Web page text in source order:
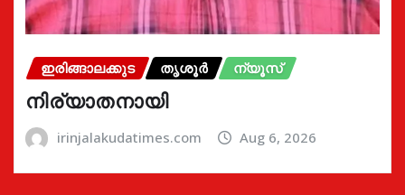
ഇരിങ്ങാലക്കുട തൃശൂർ ന്യൂസ്
നിര്യാതനായി
irinjalakudatimes.com Aug 6, 2026